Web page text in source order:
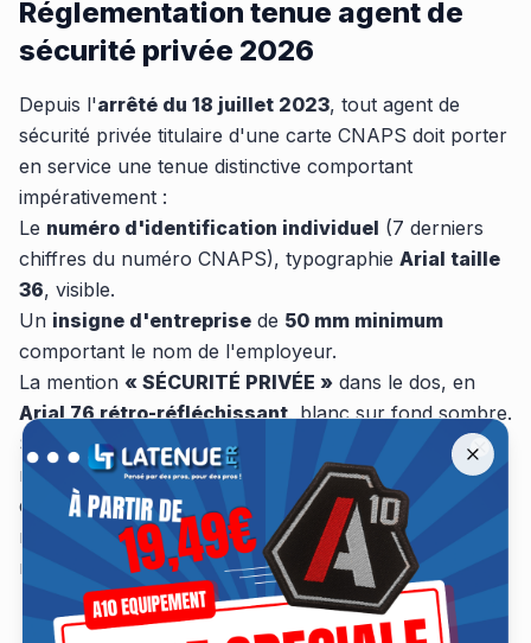
Réglementation tenue agent de
sécurité privée 2026
Depuis l'arrêté du 18 juillet 2023, tout agent de
sécurité privée titulaire d'une carte CNAPS doit porter
en service une tenue distinctive comportant
impérativement :
Le numéro d'identification individuel (7 derniers
chiffres du numéro CNAPS), typographie Arial taille
36, visible.
Un insigne d'entreprise de 50 mm minimum
comportant le nom de l'employeur.
La mention « SÉCURITÉ PRIVÉE » dans le dos, en
Arial 76 rétro-réfléchissant, blanc sur fond sombre.
Sont
strictement interdites
les associations bleu
nuit + bandes jaunes (confusion gendarmerie) et bleu
de France + bandes argent (confusion police
nationale). Pour vérifier votre tenue actuelle, utilisez
notre
guide conformité CNAPS
Offre spéciale A10 Équipement jusqu'à −30 %
Remise jusqu'à 30 % sur les tenues A10 Équipement jusqu'au 13
Close